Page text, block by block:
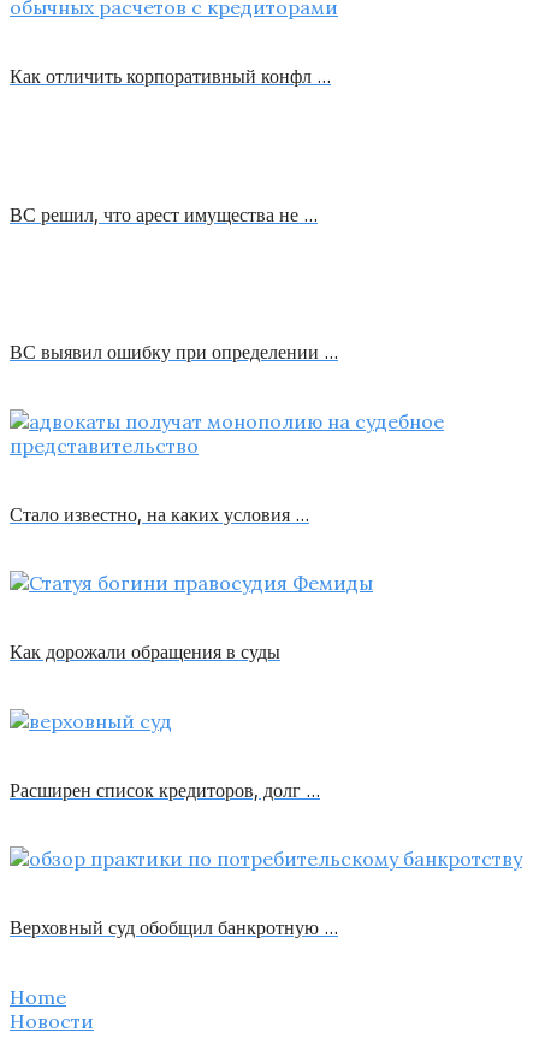
Как отличить корпоративный конфл …
ВС решил, что арест имущества не …
ВС выявил ошибку при определении …
Стало известно, на каких условия …
Как дорожали обращения в суды
Расширен список кредиторов, долг …
Верховный суд обобщил банкротную …
Home
Новости